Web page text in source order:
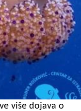
više dojava o